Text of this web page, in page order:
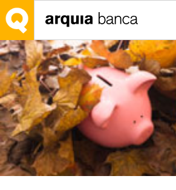
Saltar al contenido principal